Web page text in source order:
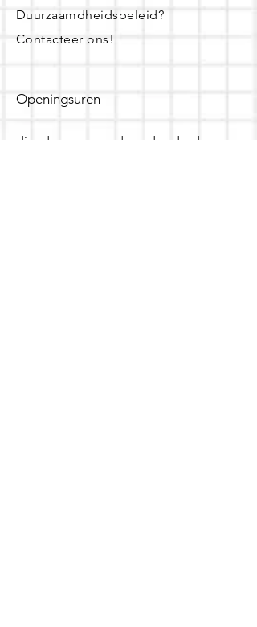
Duurzaamdheidsbeleid?
Contacteer ons!
Openingsuren
dinsdag - woensdag- donderdag: